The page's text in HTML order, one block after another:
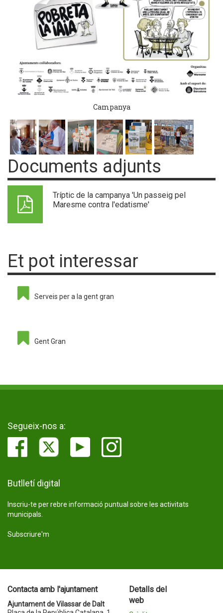
Campanya
Documents adjunts
Tríptic de la campanya 'Un passeig pel
Maresme contra l'edatisme'
Et pot interessar
Serveis per a la gent gran
Gent Gran
Segueix-nos a:
Butlletí digital
Inscriu-te per rebre informació puntual sobre les activitats
municipals.
Subscriure'm
Contacta amb l'ajuntament
Ajuntament de Vilassar de Dalt
Detalls del
web